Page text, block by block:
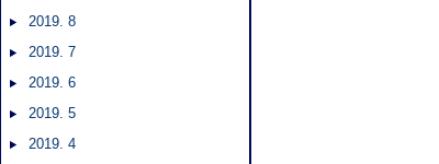
2019. 8
2019. 7
2019. 6
2019. 5
2019. 4